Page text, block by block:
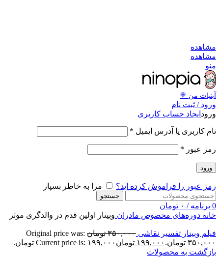
من 🍭
/ ثبت نام
ایجاد حساب کاربری
کاربری یا آدرس ایمیل*
عبور*
ورود
عبور را فراموش کرده اید؟ مرا به خاطر بسپار
جستجو
برنامه / ۰ تومان
دوره‌های مخصوص مادرانوبینار اولین قدم در والدگری موثر
وبینار تفسیر نقاشی۳۵۰,۰۰۰ تومان Original price was:
تومان.
۱۹۹,۰۰۰ تومانCurrent price is: ۱۹۹,۰۰۰ تومان.
به محصولات